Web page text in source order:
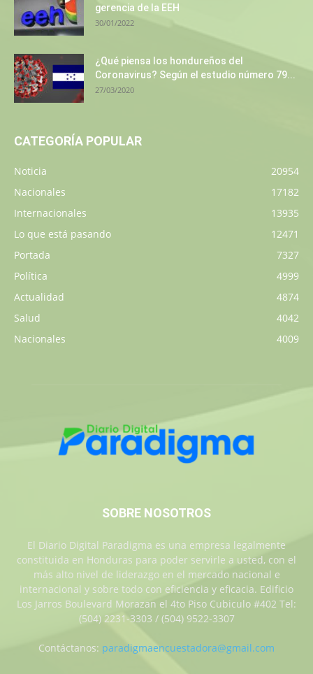
gerencia de la EEH
30/01/2022
¿Qué piensa los hondureños del
Coronavirus? Según el estudio número 79...
27/03/2020
CATEGORÍA POPULAR
Noticia
20954
Nacionales
17182
Internacionales
13935
Lo que está pasando
12471
Portada
7327
Política
4999
Actualidad
4874
Salud
4042
Nacionales
4009
SOBRE NOSOTROS
El Diario Digital Paradigma es una empresa legalmente
constituida en Honduras para poder servirle a usted, con el
más alto nivel de liderazgo en el mercado nacional e
internacional y sobre todo con eficiencia y eficacia. Edificio
Los Jarros Boulevard Morazan el 4to Piso Cubiculo #402 Tel:
(504) 2231-3303 / (504) 9522-3307
Contáctanos: paradigmaencuestadora@gmail.com